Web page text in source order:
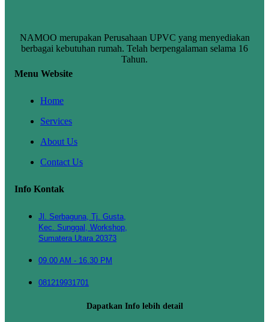
NAMOO merupakan Perusahaan UPVC yang menyediakan
berbagai kebutuhan rumah. Telah berpengalaman selama 16
Tahun.
Menu Website
Home
Services
About Us
Contact Us
Info Kontak
Jl. Serbaguna, Tj. Gusta,
Kec. Sunggal, Workshop,
Sumatera Utara 20373
09.00 AM - 16.30 PM
081219931701
Dapatkan Info lebih detail